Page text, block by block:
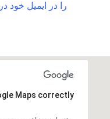
را در ایمیل خود
Maps correctly.